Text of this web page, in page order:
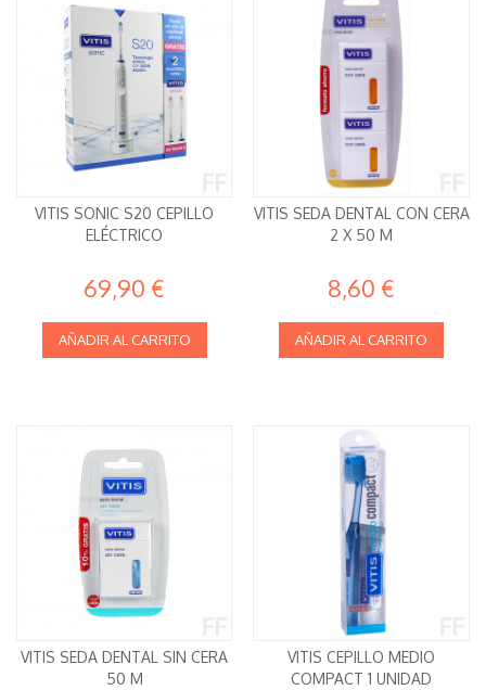
VITIS SONIC S20 CEPILLO
ELÉCTRICO
69,90 €
AÑADIR AL CARRITO
VITIS SEDA DENTAL CON CERA
2 X 50 M
8,60 €
AÑADIR AL CARRITO
VITIS SEDA DENTAL SIN CERA
50 M
VITIS CEPILLO MEDIO
COMPACT 1 UNIDAD